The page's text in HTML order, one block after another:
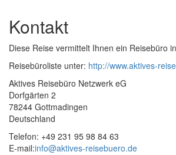
Kontakt
Diese Reise vermittelt Ihnen ein Reisebüro
Reisebüroliste unter: http://www.aktives-
Aktives Reisebüro Netzwerk eG
Dorfgärten 2
78244 Gottmadingen
Deutschland
Telefon: +49 231 95 98 84 63
E-mail:info@aktives-reisebuero.de